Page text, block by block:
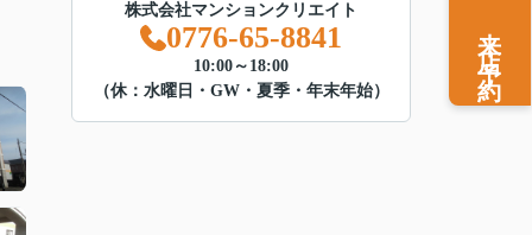
株式会社マンションクリエイト
0776-65-8841
10:00～18:00
（休：水曜日・GW・夏季・年末年始）
来店予約